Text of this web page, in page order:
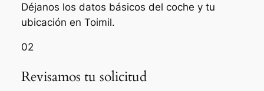
Déjanos los datos básicos del coche y tu
ubicación en Toimil.
02
Revisamos tu solicitud